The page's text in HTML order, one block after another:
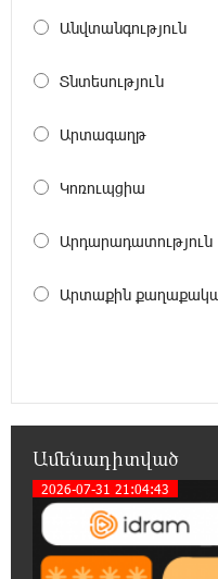
18:19:28 6-08-
մասնագիտություններ.
ազգային
Չպետք է
17:06:15 6-08-
Ամենայն Հայոց
դատավարությունը
17:00:30 6-08-
Անվտանգություն
Տնտեսություն
Արտագաղթ
Կոռուպցիա
Արդարադատություն
Արտաքին
Ամենադիտված
2026-07-31 21:04:43